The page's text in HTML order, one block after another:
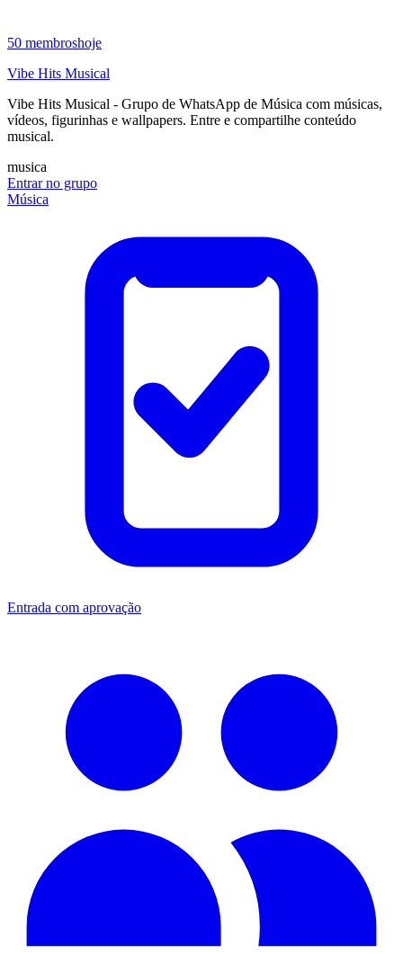
50 membroshoje
Vibe Hits Musical
Vibe Hits Musical - Grupo de WhatsApp de Música com músicas,
vídeos, figurinhas e wallpapers. Entre e compartilhe conteúdo
musical.
musica
Entrar no grupo
Música
Entrada com aprovação